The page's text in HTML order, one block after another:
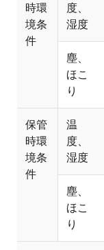
時環
境条
件
度、
湿度
塵、
ほこ
り
保管
時環
境条
件
温
度、
湿度
塵、
ほこ
り